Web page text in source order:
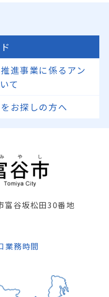
進事業に係るアン
て
お探しの方へ
富谷坂松田30番地
業務時間